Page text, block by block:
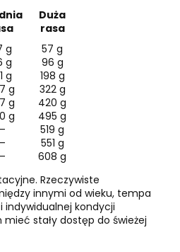
Duża
rasa
g
57 g
g
96 g
g
198 g
g
322 g
g
420 g
g
495 g
519 g
551 g
608 g
Rzeczywiste
innymi od wieku, tempa
indywidualnej kondycji
mieć stały dostęp do świeżej